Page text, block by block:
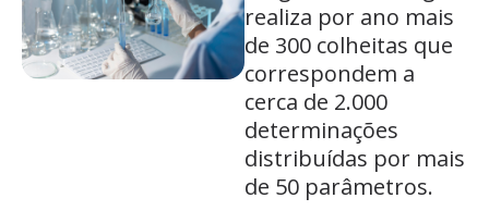
realiza por ano mais
de 300 colheitas que
correspondem a
cerca de 2.000
determinações
distribuídas por mais
de 50 parâmetros.